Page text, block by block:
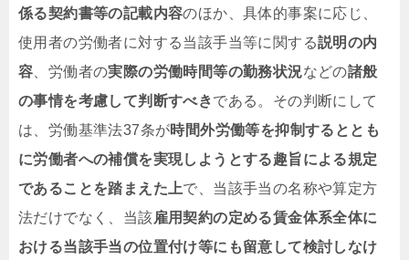
係る契約書等の記載内容のほか、具体的事案に応じ、
使用者の労働者に対する当該手当等に関する説明の内
容 、労働者の実際の労働時間等の勤務状況などの諸般
の事情を考慮して判断すべきである。その判断にして
は、労働基準法37条が時間外労働等を抑制するととも
に労働者への補償を実現しようとする趣旨による規定
であることを踏まえた上で、当該手当の名称や算定方
法だけでなく、当該雇用契約の定める賃金体系全体に
おける当該手当の位置付け等にも留意して検討しなけ